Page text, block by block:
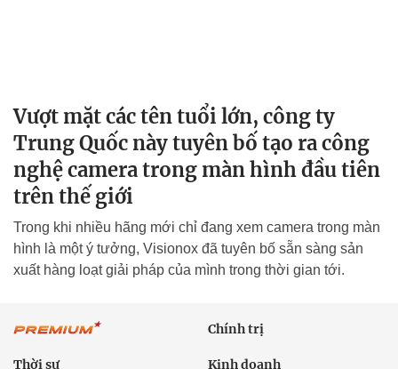
Vượt mặt các tên tuổi lớn, công ty
Trung Quốc này tuyên bố tạo ra công
nghệ camera trong màn hình đầu tiên
trên thế giới
Trong khi nhiều hãng mới chỉ đang xem camera trong màn
hình là một ý tưởng, Visionox đã tuyên bố sẵn sàng sản
xuất hàng loạt giải pháp của mình trong thời gian tới.
Chính trị
Thời sự Kinh doanh